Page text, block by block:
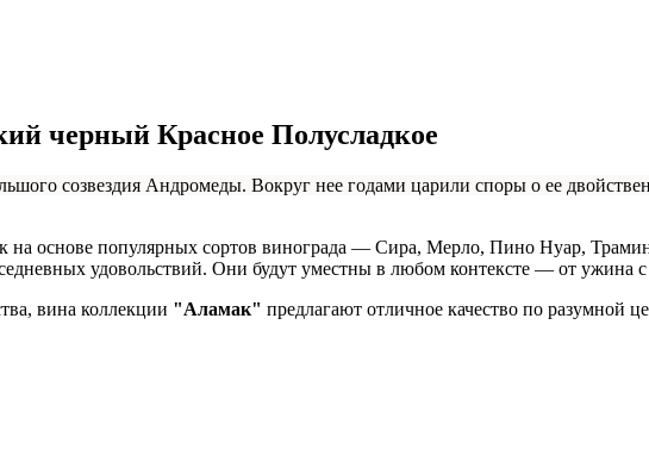
черный Красное Полусладкое
созвездия Андромеды. Вокруг нее годами царили споры о ее
на основе популярных сортов винограда — Сира, Мерло, Пино Нуар,
удовольствий. Они будут уместны в любом контексте — от ужина
вина коллекции "Аламак" предлагают отличное качество по разумной